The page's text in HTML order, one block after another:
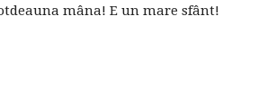
mâna! E un mare sfânt!